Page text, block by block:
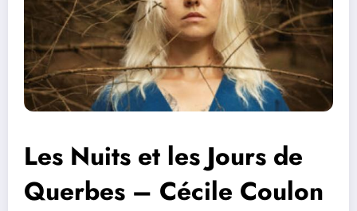
Les Nuits et les Jours de
Querbes – Cécile Coulon